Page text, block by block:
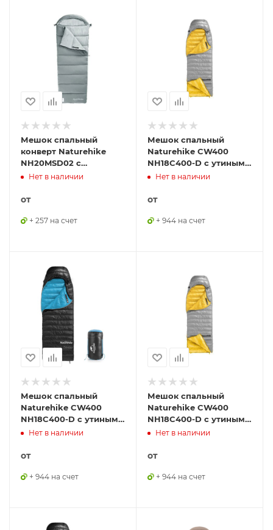
Мешок спальный
конверт Naturehike
NH20MSD02 с
капюшоном серый,
Нет в наличии
от
+ 257 на счет
Мешок спальный
Naturehike CW400
NH18C400-D с утиным
пухом, размер M,
Нет в наличии
от
+ 944 на счет
Мешок спальный
Naturehike CW400
NH18C400-D с утиным
пухом, размер M,
Нет в наличии
от
+ 944 на счет
Мешок спальный
Naturehike CW400
NH18C400-D с утиным
пухом, размер L, серый,
Нет в наличии
от
+ 944 на счет